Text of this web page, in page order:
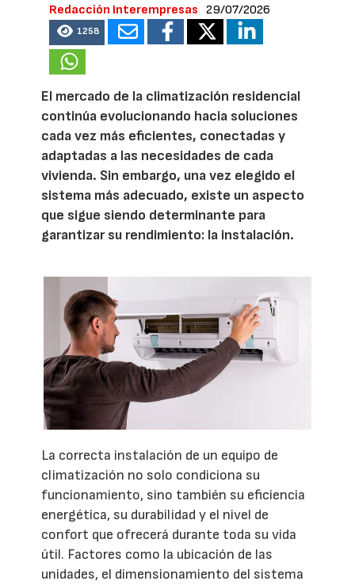
Redacción Interempresas 29/07/2026
1258
El mercado de la climatización residencial
continúa evolucionando hacia soluciones
cada vez más eficientes, conectadas y
adaptadas a las necesidades de cada
vivienda. Sin embargo, una vez elegido el
sistema más adecuado, existe un aspecto
que sigue siendo determinante para
garantizar su rendimiento: la instalación.
La correcta instalación de un equipo de
climatización no solo condiciona su
funcionamiento, sino también su eficiencia
energética, su durabilidad y el nivel de
confort que ofrecerá durante toda su vida
útil. Factores como la ubicación de las
unidades, el dimensionamiento del sistema